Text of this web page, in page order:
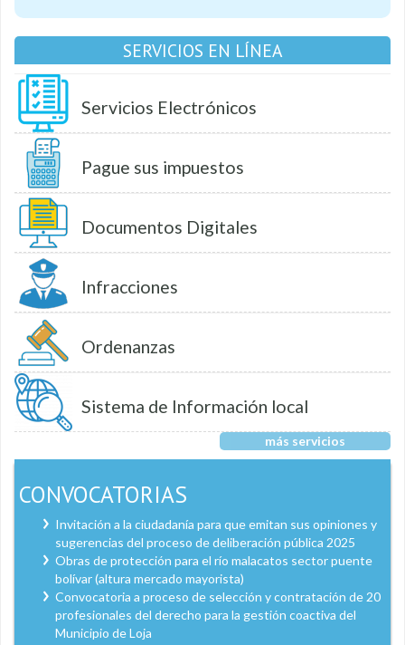
SERVICIOS EN LÍNEA
Servicios Electrónicos
Pague sus impuestos
Documentos Digitales
Infracciones
Ordenanzas
Sistema de Información local
más servicios
CONVOCATORIAS
Invitación a la ciudadanía para que emitan sus opiniones y
sugerencias del proceso de deliberación pública 2025
Obras de protección para el río malacatos sector puente
bolívar (altura mercado mayorista)
Convocatoria a proceso de selección y contratación de 20
profesionales del derecho para la gestión coactiva del
Municipio de Loja